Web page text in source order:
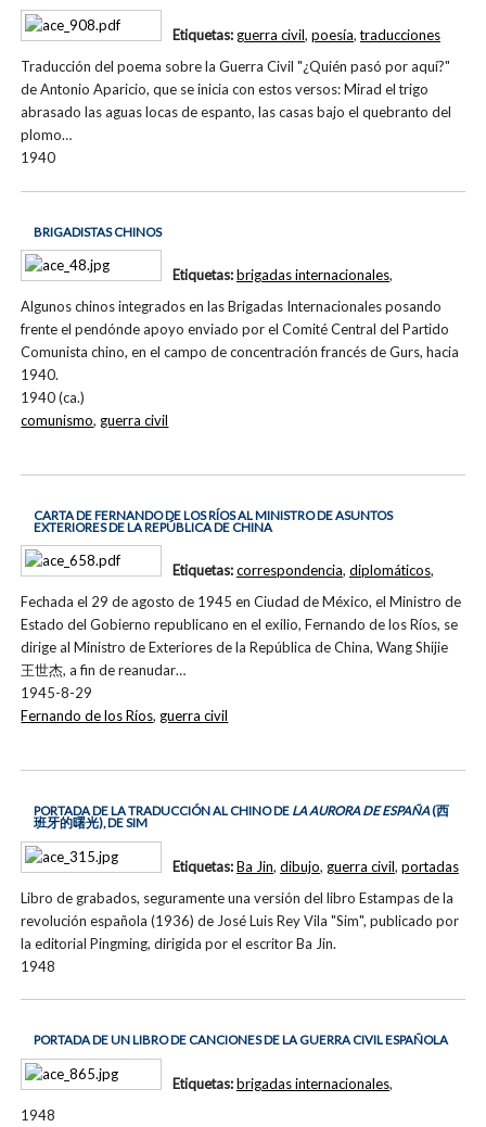
Traducción del poema sobre la Guerra Civil "¿Quién pasó por aquí?"
de Antonio Aparicio, que se inicia con estos versos: Mirad el trigo
abrasado las aguas locas de espanto, las casas bajo el quebranto del
plomo…
1940
Etiquetas: guerra civil, poesía,traducciones
BRIGADISTAS CHINOS
Algunos chinos integrados en las Brigadas Internacionales posando
frente el pendónde apoyo enviado por el Comité Central del Partido
Comunista chino, en el campo de concentración francés de Gurs, hacia
1940.
1940 (ca.)
Etiquetas:brigadas internacionales,
comunismo, guerra civil
CARTA DE FERNANDO DE LOS RÍOS AL MINISTRO DE ASUNTOS
EXTERIORES DE LA REPÚBLICA DE CHINA
Fechada el 29 de agosto de 1945 en Ciudad de México, el Ministro de
Estado del Gobierno republicano en el exilio, Fernando de los Ríos, se
dirige al Ministro de Exteriores de la República de China, Wang Shijie
王世杰, a fin de reanudar…
1945-8-29
Etiquetas:correspondencia, diplomáticos,
Fernando de los Ríos, guerra civil
PORTADA DE LA TRADUCCIÓN AL CHINO DE LA AURORA DE ESPAÑA(西
班牙的曙光), DE SIM
Libro de grabados, seguramente una versión del libro Estampas de la
revolución española (1936) de José Luis Rey Vila "Sim", publicado por
la editorial Pingming, dirigida por el escritor Ba Jin.
1948
Etiquetas:Ba Jin, dibujo, guerra civil, portadas
PORTADA DE UN LIBRO DE CANCIONES DE LA GUERRA CIVIL ESPAÑOLA
1948
Etiquetas:brigadas internacionales,